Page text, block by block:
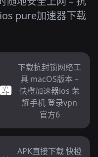
pure加速器下载
下载抗封锁网络工
具 macOS版本 –
快橙加速器ios 荣
耀手机 登录vpn
官方6
APK直接下载 快橙